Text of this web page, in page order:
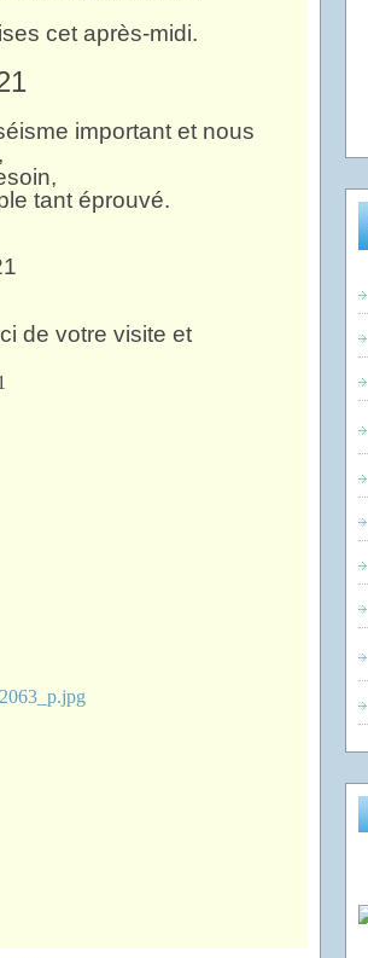
cet après-midi.
important et nous
tant éprouvé.
de votre visite et